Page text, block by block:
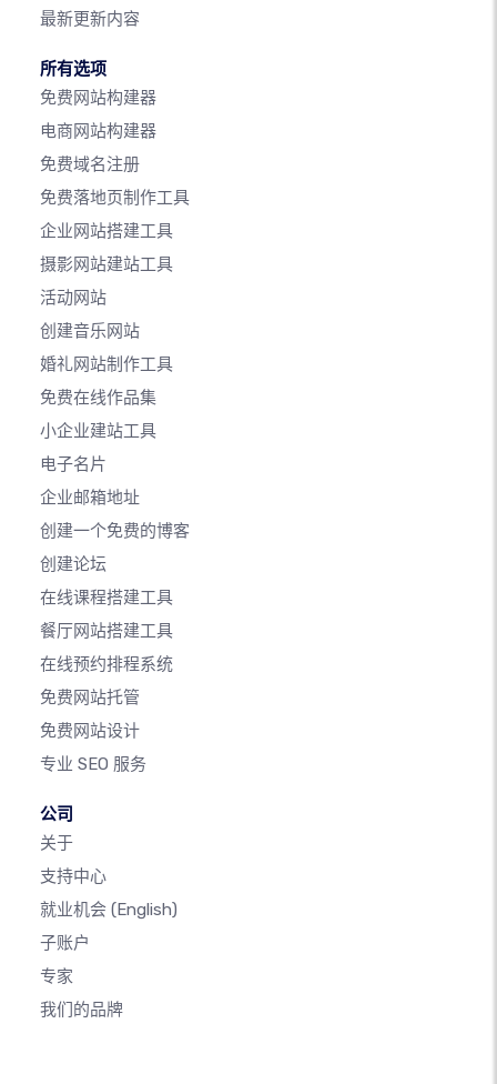
最新更新内容
所有选项
免费网站构建器
电商网站构建器
免费域名注册
免费落地页制作工具
企业网站搭建工具
摄影网站建站工具
活动网站
创建音乐网站
婚礼网站制作工具
免费在线作品集
小企业建站工具
电子名片
企业邮箱地址
创建一个免费的博客
创建论坛
在线课程搭建工具
餐厅网站搭建工具
在线预约排程系统
免费网站托管
免费网站设计
专业 SEO 服务
公司
关于
支持中心
就业机会 (English)
子账户
专家
我们的品牌